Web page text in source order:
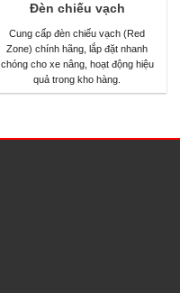
Đèn chiếu vạch
Cung cấp đèn chiếu vạch (Red
Zone) chính hãng, lắp đặt nhanh
chóng cho xe nâng, hoạt động hiệu
quả trong kho hàng.